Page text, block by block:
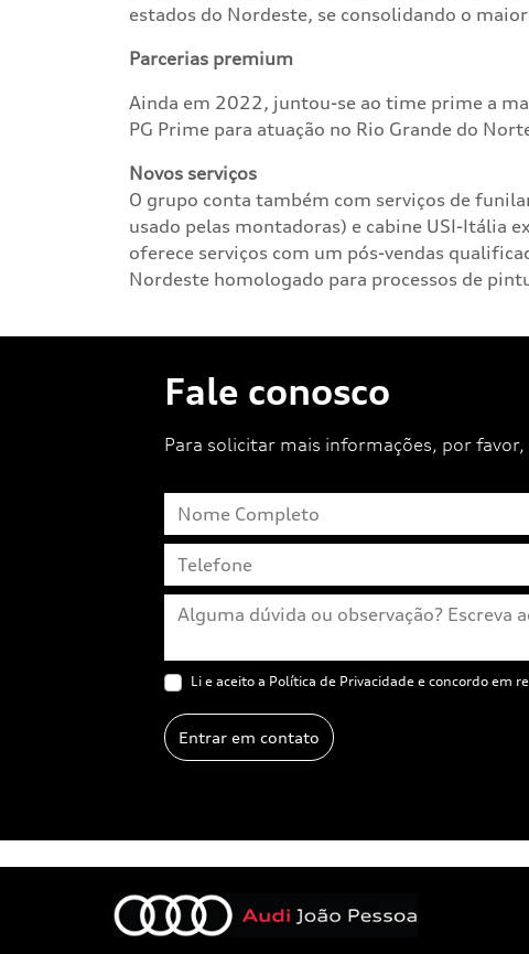
estados do Nordeste, se consolidando o
Parcerias premium
Ainda em 2022, juntou-se ao time prime a
PG Prime para atuação no Rio Grande do
Novos serviços
O grupo conta também com serviços de
usado pelas montadoras) e cabine USI-Itália
oferece serviços com um pós-vendas
Nordeste homologado para processos de
Fale conosco
Para solicitar mais informações, por
Li e aceito a Política de Privacidade e concordo em
Entrar em contato